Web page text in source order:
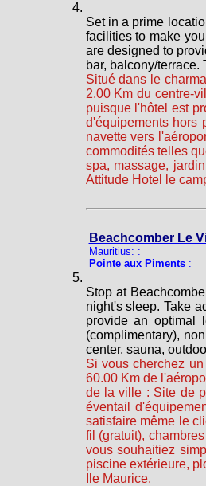
Set in a prime
facilities to make
are designed to
bar, balcony/
Situé dans le
2.00 Km du centre-
puisque l'hôtel est
d'équipements hors
navette vers
commodités telles
spa, massage,
Attitude Hotel le
Beachcomber Le
Mauritius: :
Pointe aux Piments:
Stop at
night's sleep. Take
provide an optimal
(complimentary),
center, sauna,
Si vous cherchez
60.00 Km de
de la ville : Site de
éventail
satisfaire même le
fil (gratuit),
vous souhaitiez
piscine extérieure,
Ile Maurice.